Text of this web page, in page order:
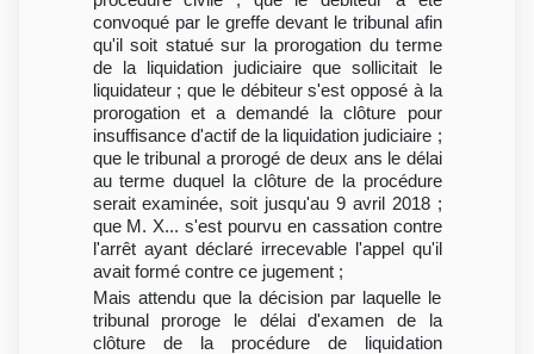
convoqué par le greffe devant le tribunal afin
qu'il soit statué sur la prorogation du terme
de la liquidation judiciaire que sollicitait le
liquidateur ; que le débiteur s'est opposé à la
prorogation et a demandé la clôture pour
insuffisance d'actif de la liquidation judiciaire ;
que le tribunal a prorogé de deux ans le délai
au terme duquel la clôture de la procédure
serait examinée, soit jusqu'au 9 avril 2018 ;
que M. X... s'est pourvu en cassation contre
l'arrêt ayant déclaré irrecevable l'appel qu'il
avait formé contre ce jugement ;
Mais attendu que la décision par laquelle le
tribunal proroge le délai d'examen de la
clôture de la procédure de liquidation